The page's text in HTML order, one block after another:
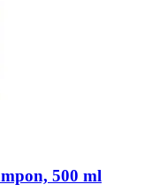
500 ml